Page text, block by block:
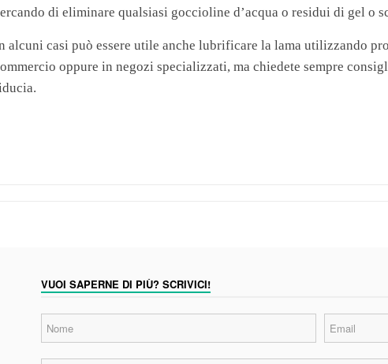
di eliminare qualsiasi goccioline d’acqua o residui di gel o
alcuni casi può essere utile anche lubrificare la lama utilizzando
oppure in negozi specializzati, ma chiedete sempre
VUOI SAPERNE DI PIÙ? SCRIVICI!